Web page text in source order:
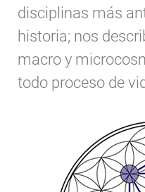
disciplinas más
historia; nos
macro y
todo proceso de